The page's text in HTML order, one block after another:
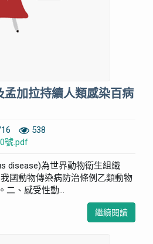
加拉持續人類感染百病
538
號.pdf
disease)為世界動物衛生組織
國動物傳染病防治條例乙類動物
二、感受性動...
繼續閱讀